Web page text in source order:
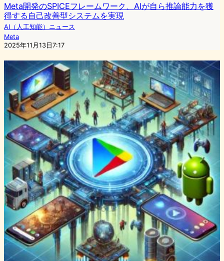
Meta開発のSPICEフレームワーク、AIが自ら推論能力を獲
得する自己改善型システムを実現
AI（人工知能）ニュース
Meta
2025年11月13日7:17